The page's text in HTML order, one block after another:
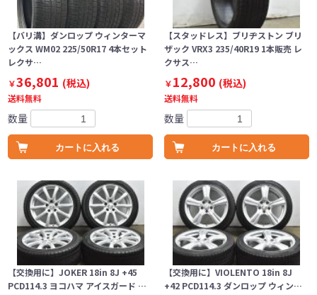
【バリ溝】ダンロップ ウィンターマ
ックス WM02 225/50R17 4本セット
レクサ…
￥36,801 (税込)
送料無料
数量
カートに入れる
【スタッドレス】ブリヂストン ブリ
ザック VRX3 235/40R19 1本販売 レ
クサス…
￥12,800 (税込)
送料無料
数量
カートに入れる
【交換用に】JOKER 18in 8J +45
PCD114.3 ヨコハマ アイスガード …
【交換用に】VIOLENTO 18in 8J
+42 PCD114.3 ダンロップ ウィン…